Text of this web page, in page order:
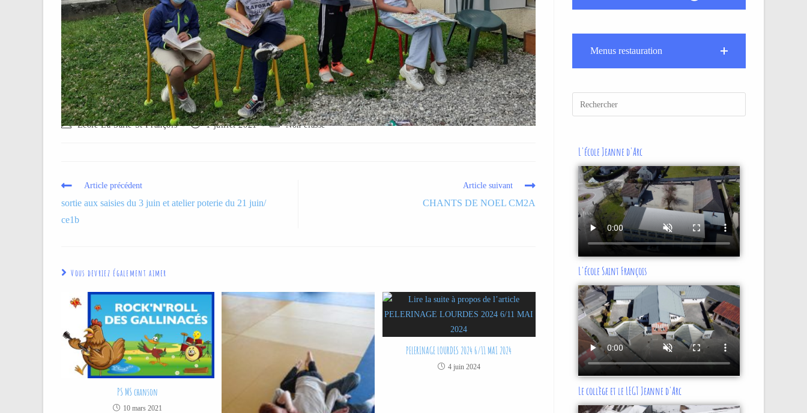
Ecole La Salle St François 1 juillet 2021 Non classé
Article précédent
sortie aux saisies du 3 juin et atelier poterie du 21 juin/
ce1b
Article suivant
CHANTS DE NOEL CM2A
Vous devriez également aimer
PS MS chanson
10 mars 2021
PELERINAGE LOURDES 2024 6/11 MAI 2024
4 juin 2024
Menus restauration
L'école Jeanne d'Arc
L'école Saint François
Le collège et le LEGT Jeanne d'Arc